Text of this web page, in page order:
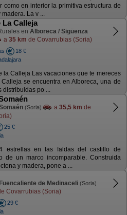
como en interior la primitiva estructura de
La v ...
La Calleja
en Alboreca / Sigüenza
a 35 km de Covarrubias (Soria)
18 €
la Calleja Las vacaciones que te mereces
se encuentra en Alboreca, una de
distribuidas po ...
(Soria) a 35,5 km de
25 €
estrellas en las faldas del castillo de
de un marco incomparable. Construida
y madera, pone a ...
Fuencaliente de Medinaceli (Soria)
Covarrubias (Soria)
29 €